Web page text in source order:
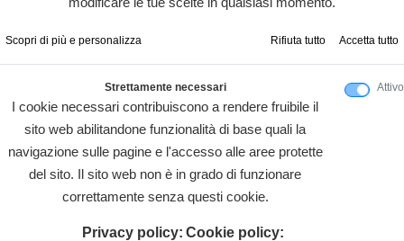
Scopri di più e personalizza Rifiuta tutto Accetta tutto
Strettamente necessari
I cookie necessari contribuiscono a rendere fruibile il
sito web abilitandone funzionalità di base quali la
navigazione sulle pagine e l'accesso alle aree protette
del sito. Il sito web non è in grado di funzionare
correttamente senza questi cookie.
Privacy policy: Cookie policy:
Attivo